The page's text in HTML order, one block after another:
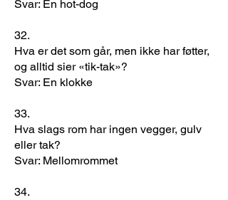
Svar: En hot-dog
32.
Hva er det som går, men ikke har føtter,
og alltid sier «tik-tak»?
Svar: En klokke
33.
Hva slags rom har ingen vegger, gulv
eller tak?
Svar: Mellomrommet
34.